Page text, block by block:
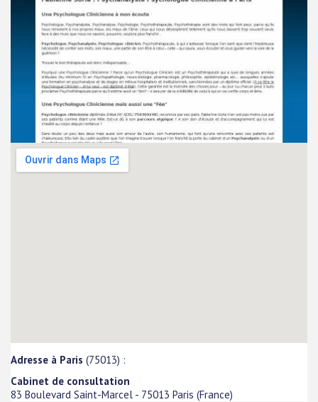
Adresse à Paris (75013) :
Cabinet de consultation
83 Boulevard Saint-Marcel - 75013 Paris (France)